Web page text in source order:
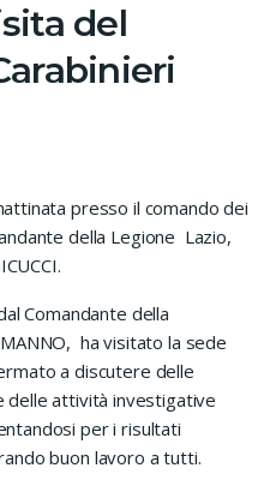
del
presso il comando dei
della Legione Lazio,
Comandante della
ha visitato la sede
a discutere delle
delle attività investigative
per i risultati
buon lavoro a tutti.